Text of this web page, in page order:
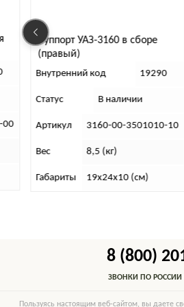
00
Суппорт УАЗ-3160 в сборе
(правый)
Внутренний код 19290
Статус В наличии
Артикул 3160-00-3501010-10
Вес 8,5 (кг)
Габариты 19х24х10 (см)
8 (800)
ЗВОНКИ ПО РОССИИ
Пользуясь настоящим веб-сайтом, вы даете